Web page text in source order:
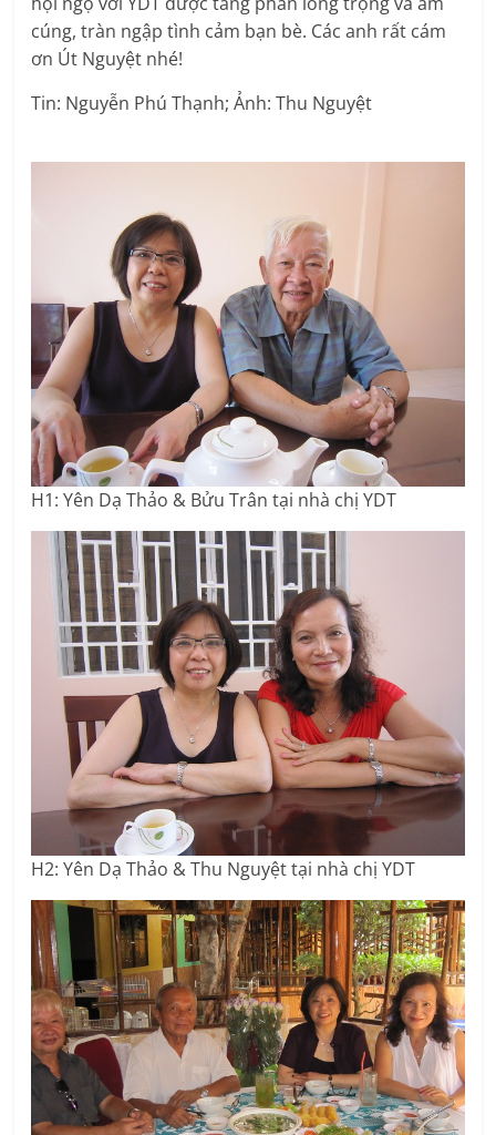
cúng, tràn ngập tình cảm bạn bè. Các anh rất cám
ơn Út Nguyệt nhé!
Tin: Nguyễn Phú Thạnh; Ảnh: Thu Nguyệt
H1: Yên Dạ Thảo & Bửu Trân tại nhà chị YDT
H2: Yên Dạ Thảo & Thu Nguyệt tại nhà chị YDT